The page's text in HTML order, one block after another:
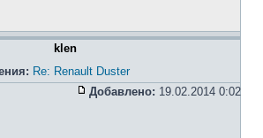
klen
Re: Renault Duster
Добавлено: 19.02.2014 0:02